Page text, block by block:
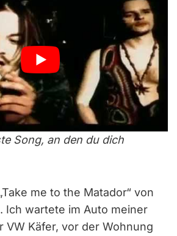
Song, an den du dich
me to the Matador“ von
Ich wartete im Auto meiner
VW Käfer, vor der Wohnung